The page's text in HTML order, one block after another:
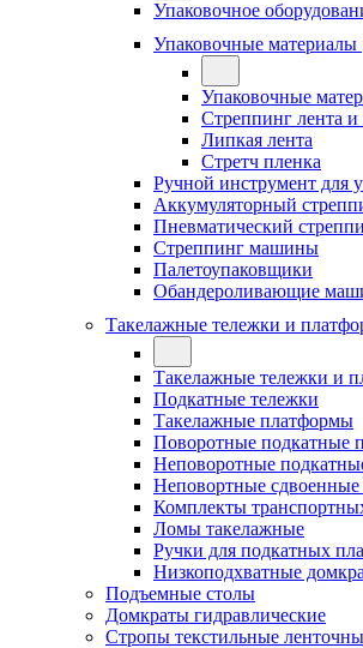
Упаковочное
Упаковочные материалы
Упаковочные
Стреппинг лента
Липкая лента
Стретч пленка
Ручной инструмент для
Аккумуляторный
Пневматический
Стреппинг машины
Палетоупаковщики
Обандероливающие
Такелажные тележки и
Такелажные тележки и
Подкатные тележки
Такелажные платформы
Поворотные подкатные
Неповоротные
Неповортные
Комплекты
Ломы такелажные
Ручки для подкатных
Низкоподхватные
Подъемные столы
Домкраты гидравлические
Стропы текстильные